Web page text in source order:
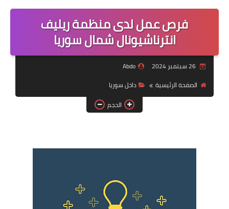
القائمة
مناقصات
فرص عمل داخل سوريا
فرص عمل في العراق
فرص عمل في اليمن
فرص عمل لدى منظمة ريليف
انترناشيونال شمال سوريا
26 سبتمبر 2024
Abdo
الصفحة الرئيسية
داخل سوريا
الحجم